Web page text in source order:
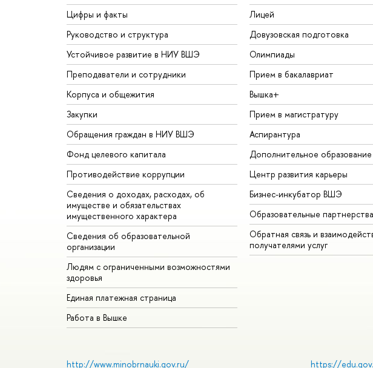
Цифры и факты
Руководство и структура
Устойчивое развитие в НИУ ВШЭ
Преподаватели и сотрудники
Корпуса и общежития
Закупки
Обращения граждан в НИУ ВШЭ
Фонд целевого капитала
Противодействие коррупции
Сведения о доходах, расходах, об
имуществе и обязательствах
имущественного характера
Сведения об образовательной
организации
Людям с ограниченными возможностями
здоровья
Единая платежная страница
Работа в Вышке
Лицей
Довузовская подготовка
Олимпиады
Прием в бакалавриат
Вышка+
Прием в магистратуру
Аспирантура
Дополнительное образование
Центр развития карьеры
Бизнес-инкубатор ВШЭ
Образовательные партнерства
Обратная связь и
получателями услуг
http://www.minobrnauki.gov.ru/ https://